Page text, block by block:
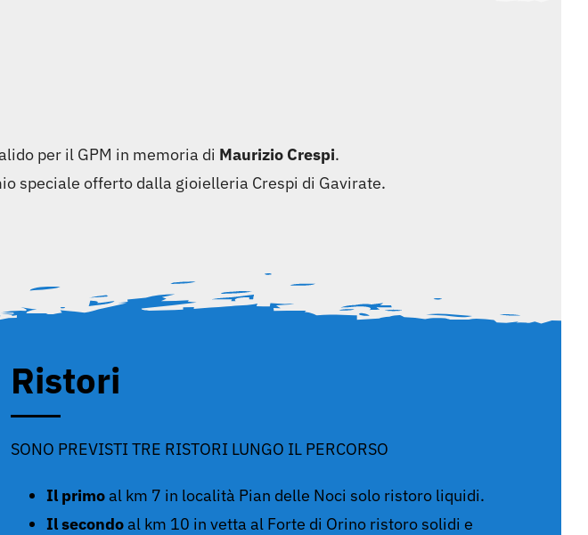
per il GPM in memoria di Maurizio Crespi.
speciale offerto dalla gioielleria Crespi di Gavirate.
Ristori
SONO PREVISTI TRE RISTORI LUNGO IL PERCORSO
Il primoal km 7 in località Pian delle Noci solo ristoro liquidi.
Il secondoal km 10 in vetta al Forte di Orino ristoro solidi e